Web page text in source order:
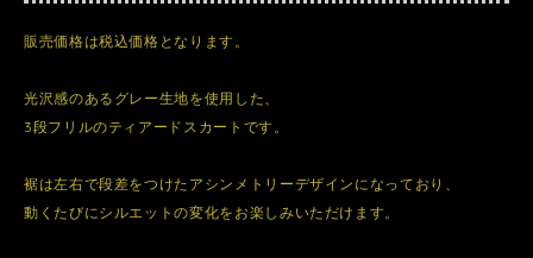
販売価格は税込価格となります。
光沢感のあるグレー生地を使用した、
3段フリルのティアードスカートです。
裾は左右で段差をつけたアシンメトリーデザインになっており、
動くたびにシルエットの変化をお楽しみいただけます。